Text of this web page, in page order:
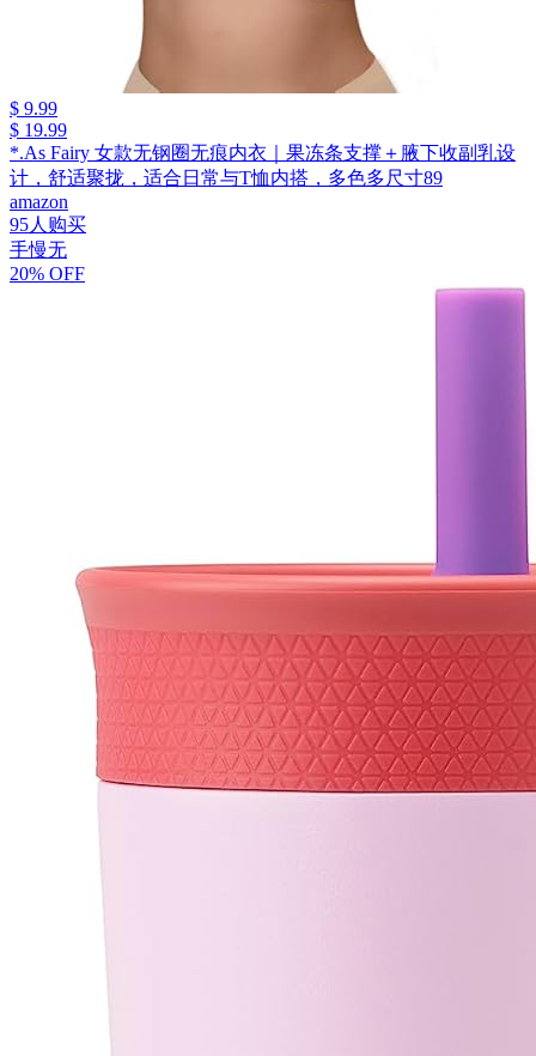
$ 9.99
$ 19.99
*.As Fairy 女款无钢圈无痕内衣｜果冻条支撑＋腋下收副乳设
计，舒适聚拢，适合日常与T恤内搭，多色多尺寸89
amazon
95人购买
手慢无
20% OFF